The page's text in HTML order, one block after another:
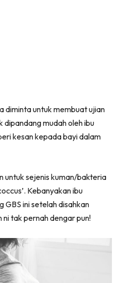
diminta untuk membuat ujian
dipandang mudah oleh ibu
kesan kepada bayi dalam
untuk sejenis kuman/bakteria
Kebanyakan ibu
GBS ini setelah disahkan
tak pernah dengar pun!